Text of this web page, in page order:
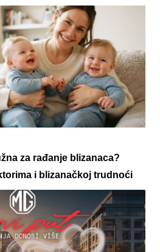
za rađanje blizanaca?
i blizanačkoj trudnoći